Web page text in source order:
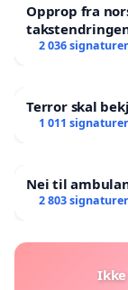
Opprop fra
landsråd
2 036 signaturer
Terror skal
1 011 signaturer
Nei til
2 803 signaturer